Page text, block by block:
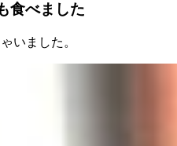
食べました
いました。